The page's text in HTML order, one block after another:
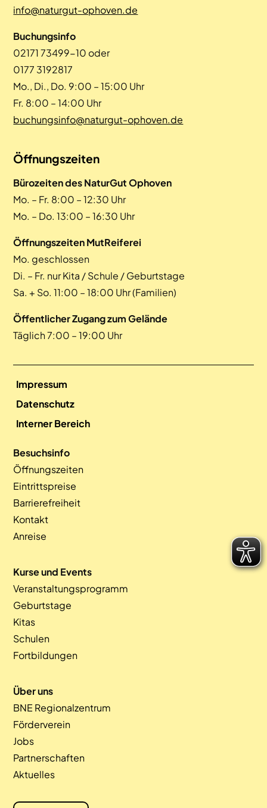
info@naturgut-ophoven.de
Buchungsinfo
02171 73499-10 oder
0177 3192817
Mo., Di., Do. 9:00 – 15:00 Uhr
Fr. 8:00 – 14:00 Uhr
buchungsinfo@naturgut-ophoven.de
Öffnungszeiten
Bürozeiten des NaturGut Ophoven
Mo. – Fr. 8:00 – 12:30 Uhr
Mo. – Do. 13:00 – 16:30 Uhr
Öffnungszeiten MutReiferei
Mo. geschlossen
Di. – Fr. nur Kita / Schule / Geburtstage
Sa. + So. 11:00 – 18:00 Uhr (Familien)
Öffentlicher Zugang zum Gelände
Täglich 7:00 – 19:00 Uhr
Impressum
Datenschutz
Interner Bereich
Besuchsinfo
Öffnungszeiten
Eintrittspreise
Barrierefreiheit
Kontakt
Anreise
Kurse und Events
Veranstaltungsprogramm
Geburtstage
Kitas
Schulen
Fortbildungen
Über uns
BNE Regionalzentrum
Förderverein
Jobs
Partnerschaften
Aktuelles